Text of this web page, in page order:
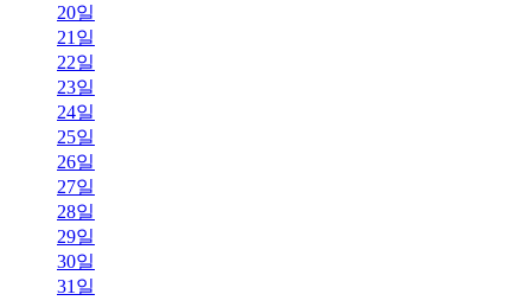
20일
21일
22일
23일
24일
25일
26일
27일
28일
29일
30일
31일